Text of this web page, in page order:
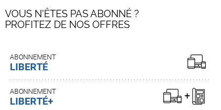
VOUS N'ÊTES PAS ABONNÉ ?
PROFITEZ DE NOS OFFRES
ABONNEMENT
LIBERTÉ
ABONNEMENT
LIBERTÉ+